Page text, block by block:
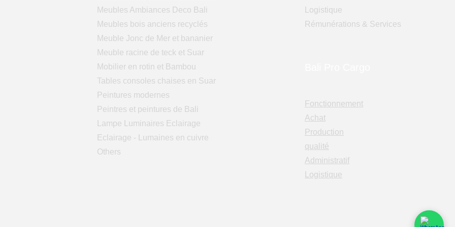
Meubles Ambiances Deco Bali
Meubles bois anciens recyclés
Meuble Jonc de Mer et bananier
Meuble racine de teck et Suar
Mobilier en rotin et Bambou
Tables consoles chaises en Suar
Peintures modernes
Peintres et peintures de Bali
Lampe Luminaires Eclairage
Eclairage - Lumaines en cuivre
Others
Logistique
Rémunérations & Services
Fonctionnement
Achat
Production
qualité
Administratif
Logistique